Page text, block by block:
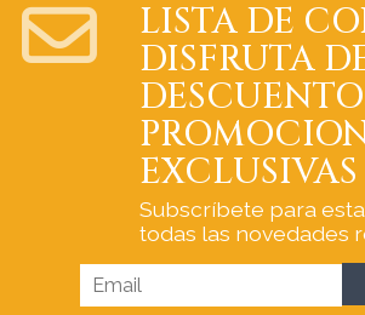
LISTA DE
DISFRUTA
EXCLUSIVAS
Subscríbete para
todas las novedades